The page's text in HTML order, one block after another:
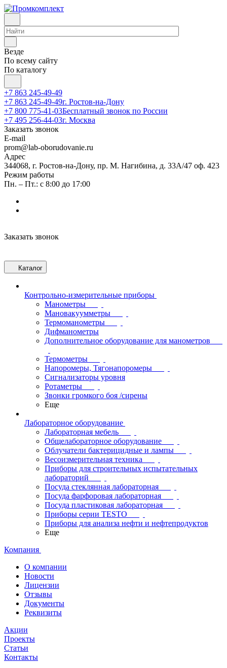
Везде
По всему сайту
По каталогу
+7 863 245-49-49
+7 863 245-49-49г. Ростов-на-Дону
+7 800 775-41-03Бесплатный звонок по России
+7 495 256-44-03г. Москва
Заказать звонок
E-mail
prom@lab-oborudovanie.ru
Адрес
344068, г. Ростов-на-Дону, пр. М. Нагибина, д. 33А/47 оф. 423
Режим работы
Пн. – Пт.: с 8:00 до 17:00
Заказать звонок
Каталог
Контрольно-измерительные приборы
Манометры
Мановакуумметры
Термоманометры
Дифманометры
Дополнительное оборудование для манометров
Термометры
Напоромеры, Тягонапоромеры
Сигнализаторы уровня
Ротаметры
Звонки громкого боя /сирены
Еще
Лабораторное оборудование
Лабораторная мебель
Общелабораторное оборудование
Облучатели бактерицидные и лампы
Весоизмерительная техника
Приборы для строительных испытательных
лабораторий
Посуда стеклянная лабораторная
Посуда фарфоровая лабораторная
Посуда пластиковая лабораторная
Приборы серии TESTO
Приборы для анализа нефти и нефтепродуктов
Еще
Компания
О компании
Новости
Лицензии
Отзывы
Документы
Реквизиты
Акции
Проекты
Статьи
Контакты